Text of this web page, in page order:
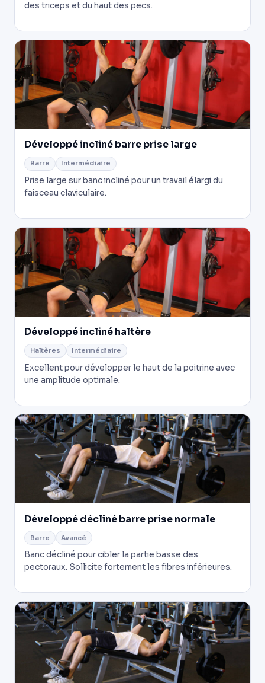
des triceps et du haut des pecs.
Développé incliné barre prise large
Barre Intermédiaire
Prise large sur banc incliné pour un travail élargi du
faisceau claviculaire.
Développé incliné haltère
Haltères Intermédiaire
Excellent pour développer le haut de la poitrine avec
une amplitude optimale.
Développé décliné barre prise normale
Barre Avancé
Banc décliné pour cibler la partie basse des
pectoraux. Sollicite fortement les fibres inférieures.